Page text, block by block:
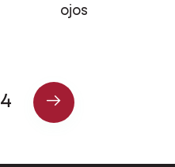
ojos
4